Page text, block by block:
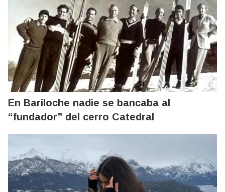
En Bariloche nadie se bancaba al
“fundador” del cerro Catedral